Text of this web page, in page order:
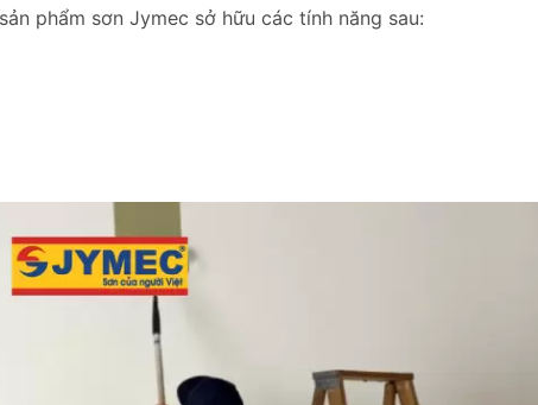
phẩm sơn Jymec sở hữu các tính năng sau: